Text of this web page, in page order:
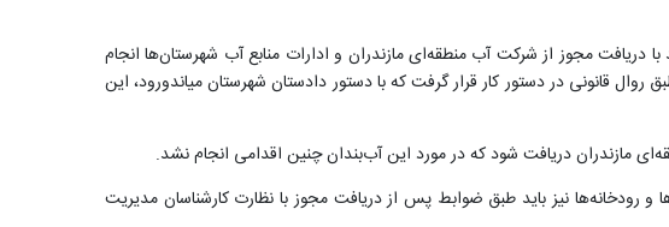
دریافت مجوز از شرکت آب منطقه‌ای مازندران و ادارات منابع آب شهرستان‌ها انجام
قانونی در دستور کار قرار گرفت که با دستور دادستان شهرستان میاندورود، این
مازندران دریافت شود که در مورد این آب‌بندان چنین اقدامی انجام نشد.
و رودخانه‌ها نیز باید طبق ضوابط پس از دریافت مجوز با نظارت کارشناسان مدیریت